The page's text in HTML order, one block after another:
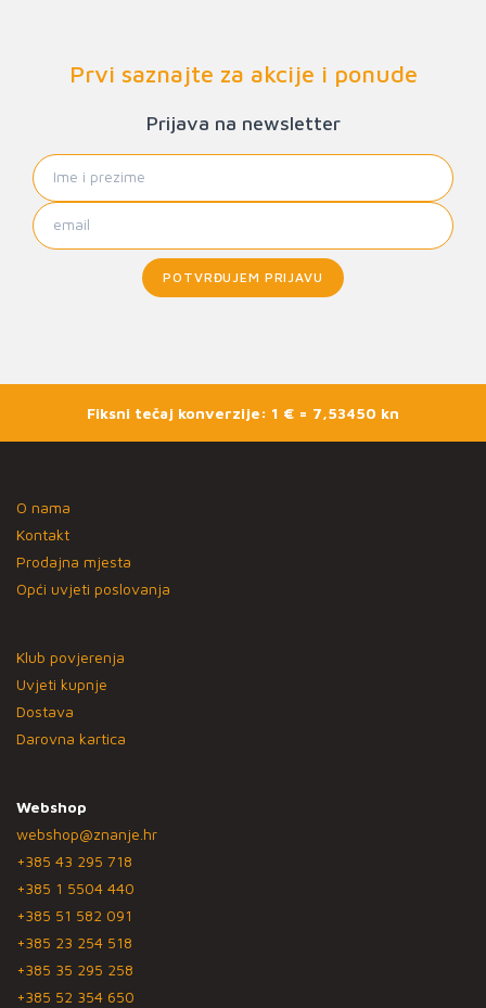
Prvi saznajte za akcije i ponude
Prijava na newsletter
POTVRĐUJEM PRIJAVU
Fiksni tečaj konverzije: 1 € = 7,53450 kn
O nama
Kontakt
Prodajna mjesta
Opći uvjeti poslovanja
Klub povjerenja
Uvjeti kupnje
Dostava
Darovna kartica
Webshop
webshop@znanje.hr
+385 43 295 718
+385 1 5504 440
+385 51 582 091
+385 23 254 518
+385 35 295 258
+385 52 354 650